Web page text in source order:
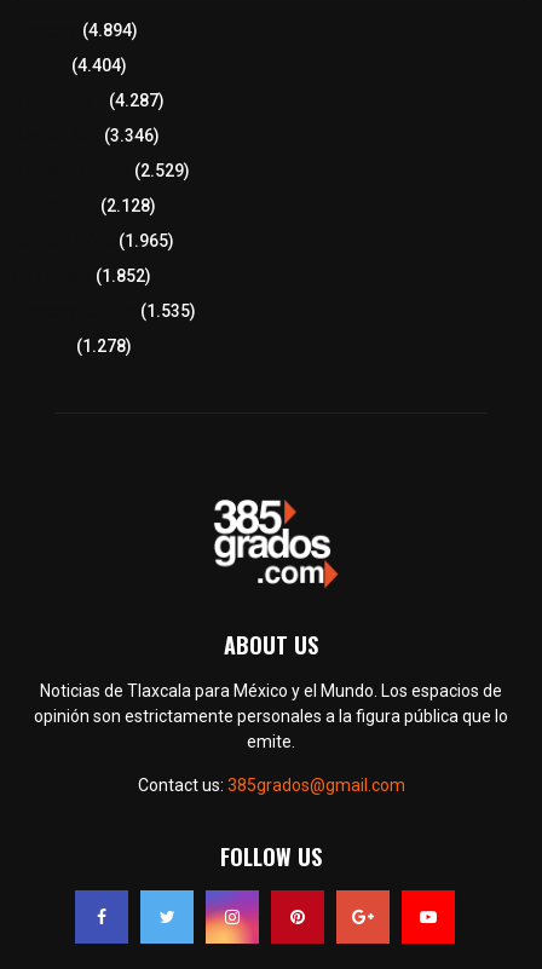
(4.894)
(4.404)
(4.287)
(3.346)
(2.529)
(2.128)
(1.965)
(1.852)
(1.535)
(1.278)
ABOUT US
Noticias de Tlaxcala para México y el Mundo. Los espacios de
opinión son estrictamente personales a la figura pública que lo
emite.
Contact us: 385grados@gmail.com
FOLLOW US